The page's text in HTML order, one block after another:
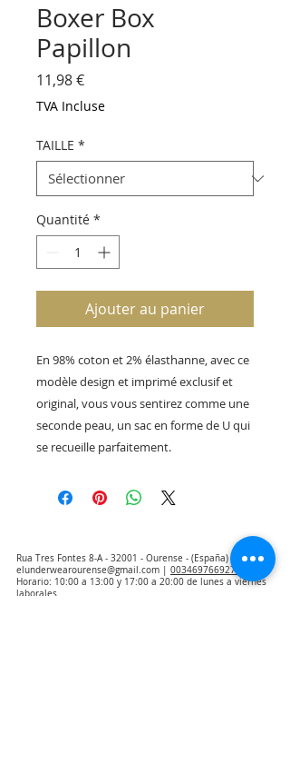
Boxer Box
Papillon
11,98 €Prix
TVA Incluse
TAILLE *
Quantité *
Ajouter au panier
En 98% coton et 2% élasthanne, avec ce
modèle design et imprimé exclusif et
original, vous vous sentirez comme une
seconde peau, un sac en forme de U qui
se recueille parfaitement.
Rua Tres Fontes 8-A - 32001 - Ourense - (España) |
elunderwearourense@gmail.com
0034697669271
Horario: 10:00 a 13:00 y 17:00 a 20:00 de lunes a viernes
laborales